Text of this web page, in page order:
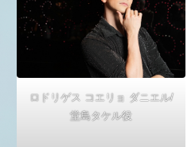
ロドリゲス コエリョ ダニエル/
堂島タケル役